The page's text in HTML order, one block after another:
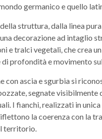
germanico e quello
struttura, dalla linea pura
decorazione ad intaglio
e tralci vegetali, che crea
di profondità e movimento
con ascia e sgurbia si
segnate visibilmente
I fianchi, realizzati in
la coerenza con la
territorio.